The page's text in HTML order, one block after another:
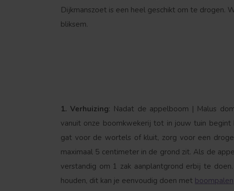
Dijkmanszoet is een heel geschikt om te drogen.
bliksem.
1. Verhuizing: Nadat de appelboom | Malus
vanuit onze boomkwekerij tot in jouw tuin
gat voor de wortels of kluit, zorg voor een
maximaal 5 centimeter in de grond zit. Als de
verstandig om 1 zak aanplantgrond erbij te
houden, dit kan je eenvoudig doen met boompalen